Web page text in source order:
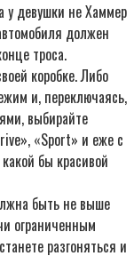
у девушки не Хаммер
должен
троса.
коробке. Либо
и, переключаясь,
выбирайте
«Sport» и еже с
бы красивой
быть не выше
ограниченным
разгоняться и